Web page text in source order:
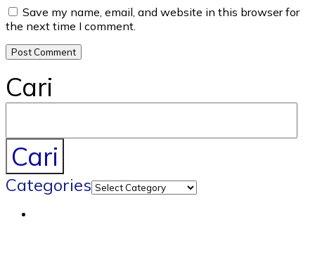
Save my name, email, and website in this browser for
the next time I comment.
Cari
Cari
Categories